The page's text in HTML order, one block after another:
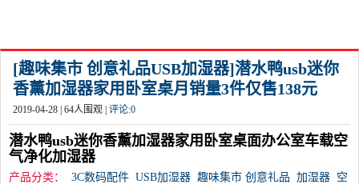
[趣味集市 创意礼品USB加湿器]潜水鸭usb迷你
香薰加湿器家用卧室桌月销量3件仅售138元
2019-04-28 | 64人围观 | 评论:0
潜水鸭usb迷你香薰加湿器家用卧室桌面办公室车载空
气净化加湿器
产品分类： 3C数码配件 USB加湿器 趣味集市 创意礼品 加湿器 空